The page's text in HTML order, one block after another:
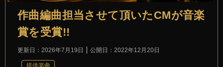
作曲編曲担当させて頂いたCMが音楽
賞を受賞!!
更新日： 2026年7月19日 公開日： 2022年12月20日
提供楽曲